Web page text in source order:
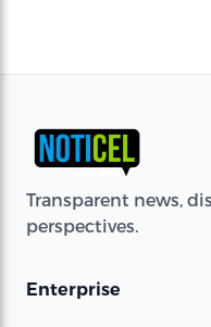
Transparent news,
perspectives.
Enterprise